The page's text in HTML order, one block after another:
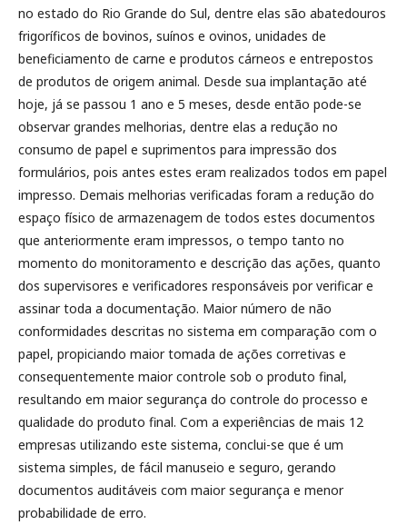
no estado do Rio Grande do Sul, dentre elas são abatedouros
frigoríficos de bovinos, suínos e ovinos, unidades de
beneficiamento de carne e produtos cárneos e entrepostos
de produtos de origem animal. Desde sua implantação até
hoje, já se passou 1 ano e 5 meses, desde então pode-se
observar grandes melhorias, dentre elas a redução no
consumo de papel e suprimentos para impressão dos
formulários, pois antes estes eram realizados todos em papel
impresso. Demais melhorias verificadas foram a redução do
espaço físico de armazenagem de todos estes documentos
que anteriormente eram impressos, o tempo tanto no
momento do monitoramento e descrição das ações, quanto
dos supervisores e verificadores responsáveis por verificar e
assinar toda a documentação. Maior número de não
conformidades descritas no sistema em comparação com o
papel, propiciando maior tomada de ações corretivas e
consequentemente maior controle sob o produto final,
resultando em maior segurança do controle do processo e
qualidade do produto final. Com a experiências de mais 12
empresas utilizando este sistema, conclui-se que é um
sistema simples, de fácil manuseio e seguro, gerando
documentos auditáveis com maior segurança e menor
probabilidade de erro.